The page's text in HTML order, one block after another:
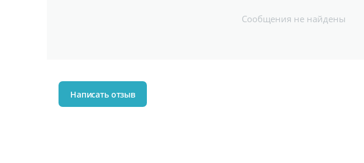
Сообщения не найдены
Написать отзыв